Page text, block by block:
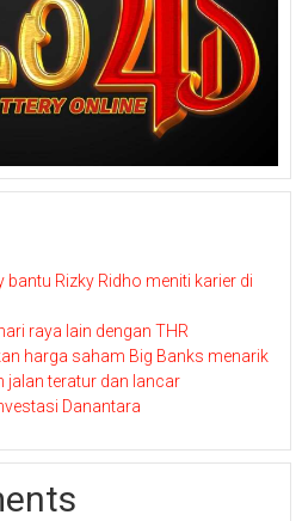
Rizky Ridho meniti karier di
raya lain dengan THR
harga saham Big Banks menarik
jalan teratur dan lancar
Danantara